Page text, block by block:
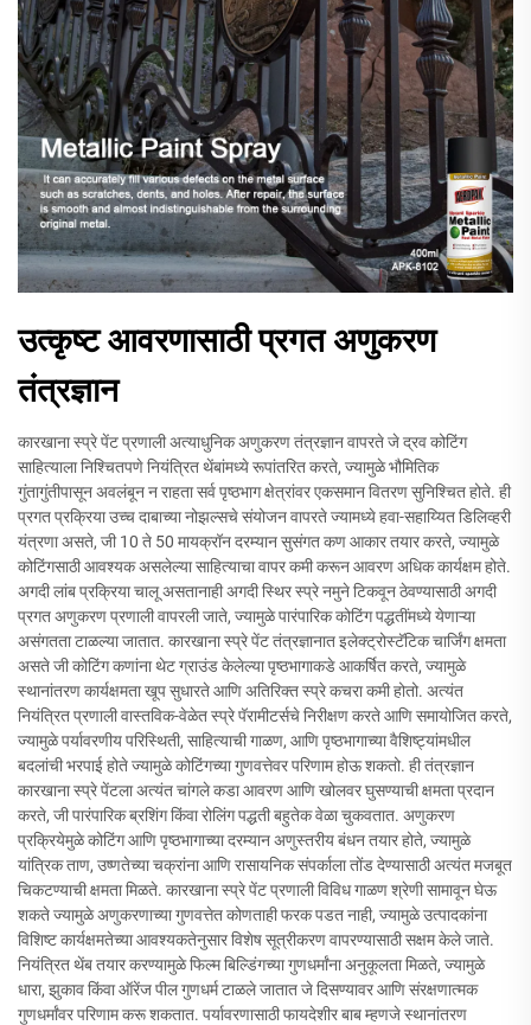
उत्कृष्ट आवरणासाठी प्रगत अणुकरण
तंत्रज्ञान
कारखाना स्प्रे पेंट प्रणाली अत्याधुनिक अणुकरण तंत्रज्ञान वापरते जे द्रव कोटिंग
साहित्याला निश्चितपणे नियंत्रित थेंबांमध्ये रूपांतरित करते, ज्यामुळे भौमितिक
गुंतागुंतीपासून अवलंबून न राहता सर्व पृष्ठभाग क्षेत्रांवर एकसमान वितरण सुनिश्चित होते. ही
प्रगत प्रक्रिया उच्च दाबाच्या नोझल्सचे संयोजन वापरते ज्यामध्ये हवा-सहाय्यित डिलिव्हरी
यंत्रणा असते, जी 10 ते 50 मायक्रॉन दरम्यान सुसंगत कण आकार तयार करते, ज्यामुळे
कोटिंगसाठी आवश्यक असलेल्या साहित्याचा वापर कमी करून आवरण अधिक कार्यक्षम होते.
अगदी लांब प्रक्रिया चालू असतानाही अगदी स्थिर स्प्रे नमुने टिकवून ठेवण्यासाठी अगदी
प्रगत अणुकरण प्रणाली वापरली जाते, ज्यामुळे पारंपारिक कोटिंग पद्धतींमध्ये येणाऱ्या
असंगतता टाळल्या जातात. कारखाना स्प्रे पेंट तंत्रज्ञानात इलेक्ट्रोस्टॅटिक चार्जिंग क्षमता
असते जी कोटिंग कणांना थेट ग्राउंड केलेल्या पृष्ठभागाकडे आकर्षित करते, ज्यामुळे
स्थानांतरण कार्यक्षमता खूप सुधारते आणि अतिरिक्त स्प्रे कचरा कमी होतो. अत्यंत
नियंत्रित प्रणाली वास्तविक-वेळेत स्प्रे पॅरामीटर्सचे निरीक्षण करते आणि समायोजित करते,
ज्यामुळे पर्यावरणीय परिस्थिती, साहित्याची गाळण, आणि पृष्ठभागाच्या वैशिष्ट्यांमधील
बदलांची भरपाई होते ज्यामुळे कोटिंगच्या गुणवत्तेवर परिणाम होऊ शकतो. ही तंत्रज्ञान
कारखाना स्प्रे पेंटला अत्यंत चांगले कडा आवरण आणि खोलवर घुसण्याची क्षमता प्रदान
करते, जी पारंपारिक ब्रशिंग किंवा रोलिंग पद्धती बहुतेक वेळा चुकवतात. अणुकरण
प्रक्रियेमुळे कोटिंग आणि पृष्ठभागाच्या दरम्यान अणुस्तरीय बंधन तयार होते, ज्यामुळे
यांत्रिक ताण, उष्णतेच्या चक्रांना आणि रासायनिक संपर्काला तोंड देण्यासाठी अत्यंत मजबूत
चिकटण्याची क्षमता मिळते. कारखाना स्प्रे पेंट प्रणाली विविध गाळण श्रेणी सामावून घेऊ
शकते ज्यामुळे अणुकरणाच्या गुणवत्तेत कोणताही फरक पडत नाही, ज्यामुळे उत्पादकांना
विशिष्ट कार्यक्षमतेच्या आवश्यकतेनुसार विशेष सूत्रीकरण वापरण्यासाठी सक्षम केले जाते.
नियंत्रित थेंब तयार करण्यामुळे फिल्म बिल्डिंगच्या गुणधर्मांना अनुकूलता मिळते, ज्यामुळे
धारा, झुकाव किंवा ऑरेंज पील गुणधर्म टाळले जातात जे दिसण्यावर आणि संरक्षणात्मक
गुणधर्मांवर परिणाम करू शकतात. पर्यावरणासाठी फायदेशीर बाब म्हणजे स्थानांतरण